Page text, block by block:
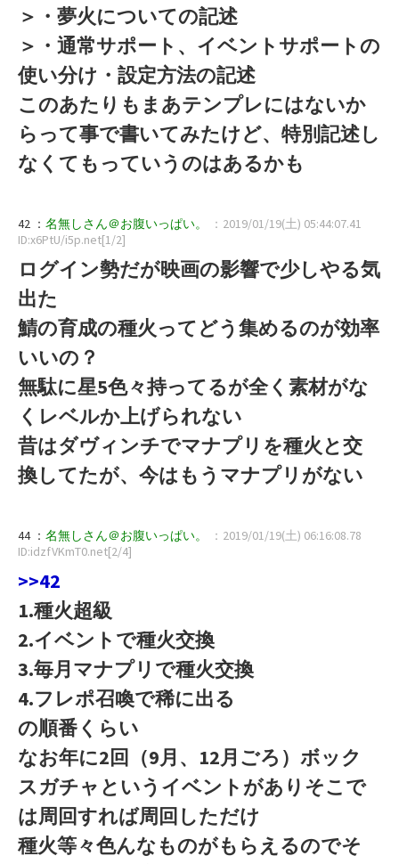
＞・夢火についての記述
＞・通常サポート、イベントサポートの
使い分け・設定方法の記述
このあたりもまあテンプレにはないか
らって事で書いてみたけど、特別記述し
なくてもっていうのはあるかも
42 ： 名無しさん＠お腹いっぱい。
：2019/01/19(土) 05:44:07.41
ID:x6PtU/i5p.net[1/2]
ログイン勢だが映画の影響で少しやる気
出た
鯖の育成の種火ってどう集めるのが効率
いいの？
無駄に星5色々持ってるが全く素材がな
くレベルか上げられない
昔はダヴィンチでマナプリを種火と交
換してたが、今はもうマナプリがない
44 ： 名無しさん＠お腹いっぱい。
：2019/01/19(土) 06:16:08.78
ID:idzfVKmT0.net[2/4]
>>42
1.種火超級
2.イベントで種火交換
3.毎月マナプリで種火交換
4.フレポ召喚で稀に出る
の順番くらい
なお年に2回（9月、12月ごろ）ボック
スガチャというイベントがありそこで
は周回すれば周回しただけ
種火等々色んなものがもらえるのでそ